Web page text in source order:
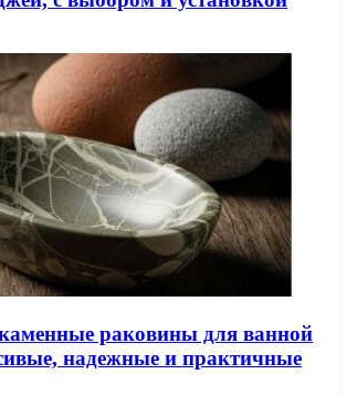
раковины для ванной
надежные и практичные